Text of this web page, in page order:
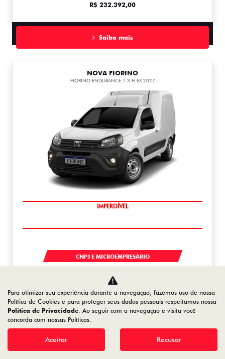
R$ 232.392,00
Saiba mais
NOVA FIORINO
FIORINO ENDURANCE 1.3 FLEX 2027
IMPERDÍVEL
CNPJ E MICROEMPRESÁRIO
R$ 105.727,05
Saiba mais
Para otimizar sua experiência durante a navegação, fazemos uso de nossa
Política de Cookies e para proteger seus dados pessoais respeitamos nossa
Política de Privacidade. Ao seguir com a navegação e visita você
concorda com nossas Políticas.
Aceitar Recusar